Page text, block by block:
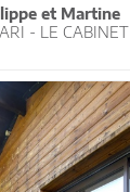
et Martine
- LE CABINET